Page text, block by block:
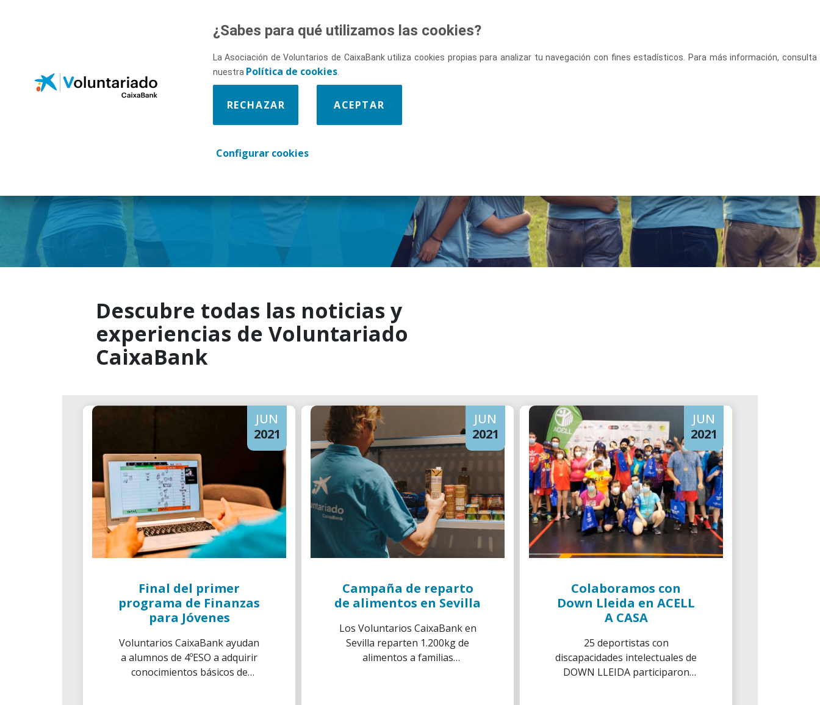
Descúbrenos
Descubre todas las noticias y
experiencias de Voluntariado
CaixaBank
JUN
2021
Final del primer
programa de Finanzas
para Jóvenes
Voluntarios CaixaBank ayudan
a alumnos de 4ºESO a adquirir
conocimientos básicos de
JUN
2021
Campaña de reparto
de alimentos en Sevilla
Los Voluntarios CaixaBank en
Sevilla reparten 1.200kg de
alimentos a familias
JUN
2021
Colaboramos con
Down Lleida en ACELL
A CASA
25 deportistas con
discapacidades intelectuales de
DOWN LLEIDA participaron
¿Sabes para qué utilizamos las cookies?
La Asociación de Voluntarios de CaixaBank utiliza cookies propias para analizar tu navegación con fines estadísticos. Para más información, consulta
nuestra Política de cookies.
RECHAZAR ACEPTAR
Configurar cookies